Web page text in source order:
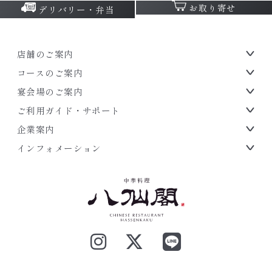
デリバリー・弁当 お取り寄せ
店舗のご案内
コースのご案内
宴会場のご案内
ご利用ガイド・サポート
企業案内
インフォメーション